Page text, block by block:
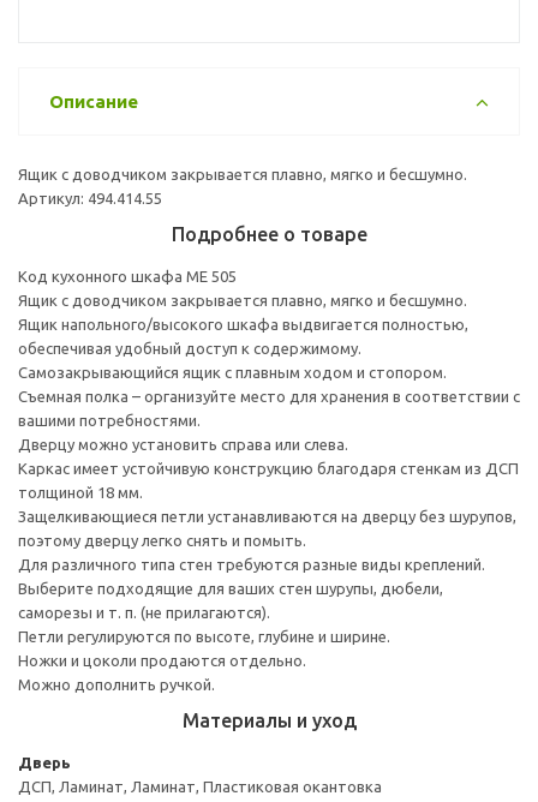
Описание
Ящик с доводчиком закрывается плавно, мягко и бесшумно.
Артикул: 494.414.55
Подробнее о товаре
Код кухонного шкафа ME 505
Ящик с доводчиком закрывается плавно, мягко и бесшумно.
Ящик напольного/высокого шкафа выдвигается полностью,
обеспечивая удобный доступ к содержимому.
Cамозакрывающийся ящик с плавным ходом и стопором.
Съемная полка – организуйте место для хранения в соответствии с
вашими потребностями.
Дверцу можно установить справа или слева.
Каркас имеет устойчивую конструкцию благодаря стенкам из ДСП
толщиной 18 мм.
Защелкивающиеся петли устанавливаются на дверцу без шурупов,
поэтому дверцу легко снять и помыть.
Для различного типа стен требуются разные виды креплений.
Выберите подходящие для ваших стен шурупы, дюбели,
саморезы и т. п. (не прилагаются).
Петли регулируются по высоте, глубине и ширине.
Ножки и цоколи продаются отдельно.
Можно дополнить ручкой.
Материалы и уход
Дверь
ДСП, Ламинат, Ламинат, Пластиковая окантовка